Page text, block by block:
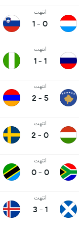
انتهت
0
-
1
انتهت
1
-
1
انتهت
5
-
2
انتهت
0
-
2
انتهت
0
-
0
انتهت
1
-
3